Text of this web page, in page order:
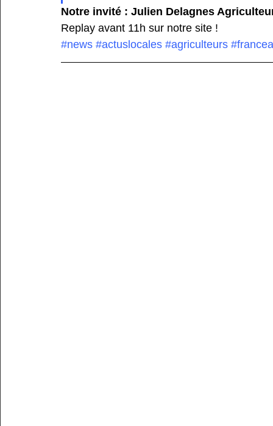
Notre invité : Julien Delagnes
Replay avant 11h sur notre site !
#news #actuslocales #agriculteurs